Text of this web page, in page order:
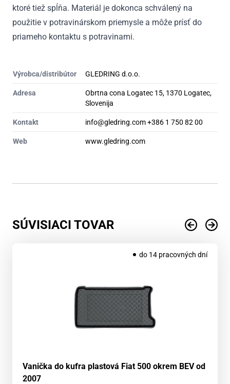
ktoré tiež spĺňa. Materiál je dokonca schválený na
použitie v potravinárskom priemysle a môže prísť do
priameho kontaktu s potravinami.
Výrobca/distribútor GLEDRING d.o.o.
Adresa
Obrtna cona Logatec 15, 1370 Logatec,
Slovenija
Kontakt info@gledring.com +386 1 750 82 00
Web www.gledring.com
SÚVISIACI TOVAR
do 14 pracovných dní
Vanička do kufra plastová Fiat 500 okrem BEV od
2007